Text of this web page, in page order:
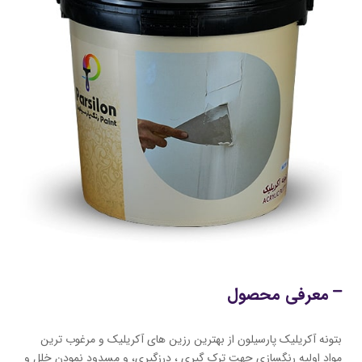
معرفی محصول
بتونه آکریلیک پارسیلون از بهترین رزین های آکریلیک و مرغوب ترین
مواد اولیه رنگسازی جهت ترک گیری ، درزگیری، و مسدود نمودن خلل و